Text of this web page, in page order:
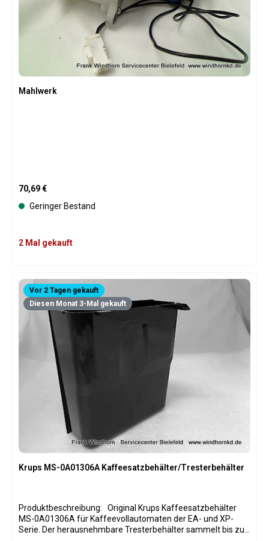
Mahlwerk
Regulärer Preis:
70,69 €
Geringer Bestand
2 Mal gekauft
Vor 2 Tagen gekauft
Diesen Monat 3-Mal gekauft
Krups MS-0A01306A Kaffeesatzbehälter/Tresterbehälter
Produktbeschreibung: Original Krups Kaffeesatzbehälter
MS-0A01306A für Kaffeevollautomaten der EA- und XP-
Serie. Der herausnehmbare Tresterbehälter sammelt bis zu